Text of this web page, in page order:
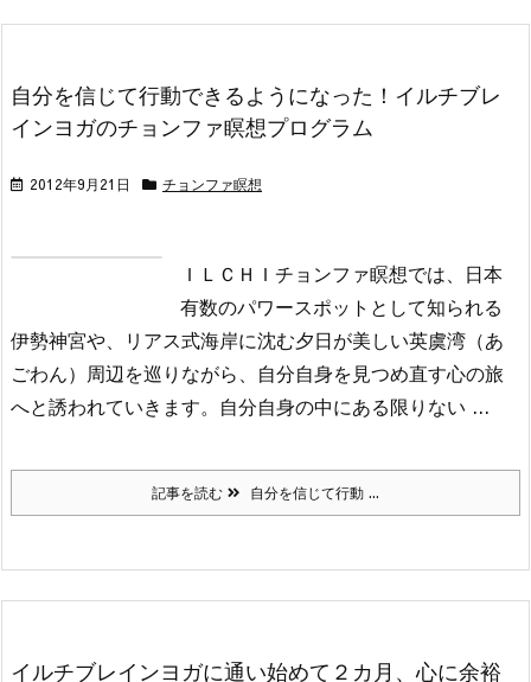
自分を信じて行動できるようになった！イルチブレ
インヨガのチョンファ瞑想プログラム
2012年9月21日 チョンファ瞑想
ＩＬＣＨＩチョンファ瞑想では、日本
有数のパワースポットとして知られる
伊勢神宮や、リアス式海岸に沈む夕日が美しい英虞湾（あ
ごわん）周辺を巡りながら、自分自身を見つめ直す心の旅
へと誘われていきます。 自分自身の中にある限りない ...
記事を読む 自分を信じて行動 ...
イルチブレインヨガに通い始めて２カ月、心に余裕